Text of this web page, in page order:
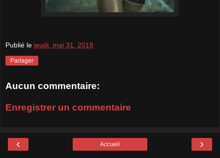
Publié le jeudi, mai 31, 2018
Partager
Aucun commentaire:
Enregistrer un commentaire
‹ ›
Accueil